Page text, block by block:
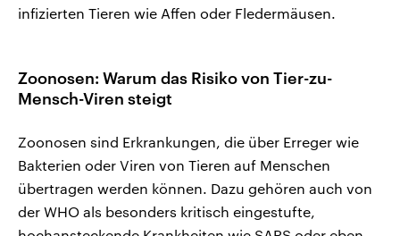
infizierten Tieren wie Affen oder Fledermäusen.
Zoonosen: Warum das Risiko von Tier-zu-
Mensch-Viren steigt
Zoonosen sind Erkrankungen, die über Erreger wie
Bakterien oder Viren von Tieren auf Menschen
übertragen werden können. Dazu gehören auch von
der WHO als besonders kritisch eingestufte,